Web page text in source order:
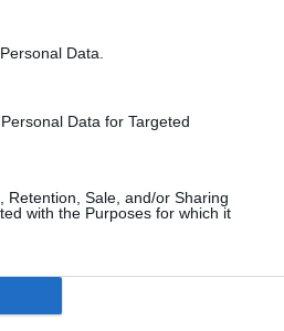
Data.
Data for Targeted
Retention, Sale, and/or Sharing
with the Purposes for which it